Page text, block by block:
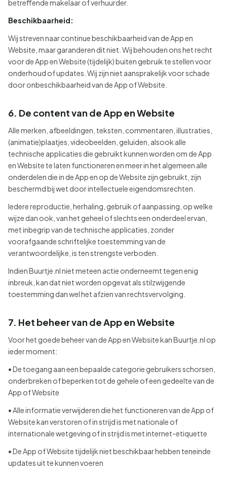
betreffende makelaar of verhuurder.
Beschikbaarheid:
Wij streven naar continue beschikbaarheid van de App en
Website, maar garanderen dit niet. Wij behouden ons het recht
voor de App en Website (tijdelijk) buiten gebruik te stellen voor
onderhoud of updates. Wij zijn niet aansprakelijk voor schade
door onbeschikbaarheid van de App of Website.
6. De content van de App en Website
Alle merken, afbeeldingen, teksten, commentaren, illustraties,
(animatie)plaatjes, videobeelden, geluiden, alsook alle
technische applicaties die gebruikt kunnen worden om de App
en Website te laten functioneren en meer in het algemeen alle
onderdelen die in de App en op de Website zijn gebruikt, zijn
beschermd bij wet door intellectuele eigendomsrechten.
Iedere reproductie, herhaling, gebruik of aanpassing, op welke
wijze dan ook, van het geheel of slechts een onderdeel ervan,
met inbegrip van de technische applicaties, zonder
voorafgaande schriftelijke toestemming van de
verantwoordelijke, is ten strengste verboden.
Indien Buurtje.nl niet meteen actie onderneemt tegen enig
inbreuk, kan dat niet worden opgevat als stilzwijgende
toestemming dan wel het afzien van rechtsvervolging.
7. Het beheer van de App en Website
Voor het goede beheer van de App en Website kan Buurtje.nl op
ieder moment:
• De toegang aan een bepaalde categorie gebruikers schorsen,
onderbreken of beperken tot de gehele of een gedeelte van de
App of Website
• Alle informatie verwijderen die het functioneren van de App of
Website kan verstoren of in strijd is met nationale of
internationale wetgeving of in strijd is met internet-etiquette
• De App of Website tijdelijk niet beschikbaar hebben teneinde
updates uit te kunnen voeren